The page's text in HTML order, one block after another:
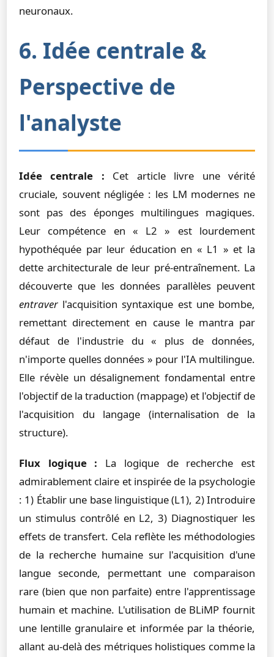
neuronaux.
6. Idée centrale &
Perspective de
l'analyste
Idée centrale : Cet article livre une vérité
cruciale, souvent négligée : les LM modernes ne
sont pas des éponges multilingues magiques.
Leur compétence en « L2 » est lourdement
hypothéquée par leur éducation en « L1 » et la
dette architecturale de leur pré-entraînement. La
découverte que les données parallèles peuvent
entraver l'acquisition syntaxique est une bombe,
remettant directement en cause le mantra par
défaut de l'industrie du « plus de données,
n'importe quelles données » pour l'IA multilingue.
Elle révèle un désalignement fondamental entre
l'objectif de la traduction (mappage) et l'objectif de
l'acquisition du langage (internalisation de la
structure).
Flux logique : La logique de recherche est
admirablement claire et inspirée de la psychologie
: 1) Établir une base linguistique (L1), 2) Introduire
un stimulus contrôlé en L2, 3) Diagnostiquer les
effets de transfert. Cela reflète les méthodologies
de la recherche humaine sur l'acquisition d'une
langue seconde, permettant une comparaison
rare (bien que non parfaite) entre l'apprentissage
humain et machine. L'utilisation de BLiMP fournit
une lentille granulaire et informée par la théorie,
allant au-delà des métriques holistiques comme la